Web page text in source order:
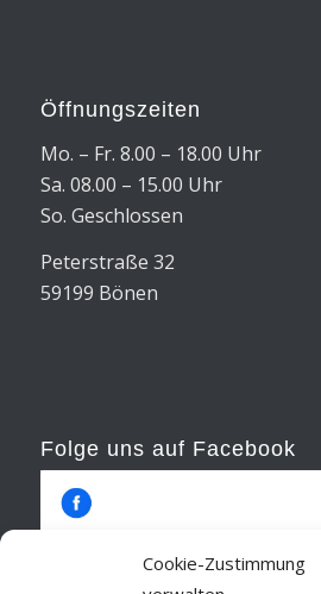
Cookie-Zustimmung
Öffnungszeiten
Mo. – Fr. 8.00 – 18.00 Uhr
Sa. 08.00 – 15.00 Uhr
So. Geschlossen
Peterstraße 32
59199 Bönen
Folge uns auf Facebook